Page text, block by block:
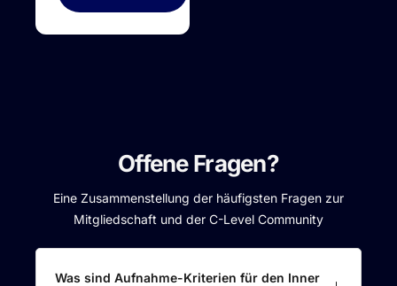
Offene Fragen?
Eine Zusammenstellung der häufigsten Fragen zur
Mitgliedschaft und der C-Level Community
Was sind Aufnahme-Kriterien für den Inner